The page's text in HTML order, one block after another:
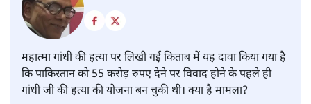
महात्मा गांधी की हत्या पर लिखी गई किताब में यह दावा किया गया है
कि पाकिस्तान को 55 करोड़ रुपए देने पर विवाद होने के पहले ही
गांधी जी की हत्या की योजना बन चुकी थी। क्या है मामला?